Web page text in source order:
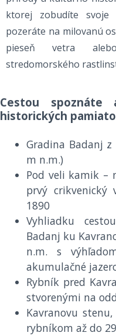
ktorej zobudíte svoje
pozeráte na milovanú
pieseň vetra
stredomorského
Cestou
historických
Gradina Badanj
m n.m.)
Pod veli kamik –
prvý crikvenický
1890
Vyhliadku
Badanj ku
n.m. s
akumulačné
Rybník pred
stvorenými na
Kavranovu
rybníkom až do